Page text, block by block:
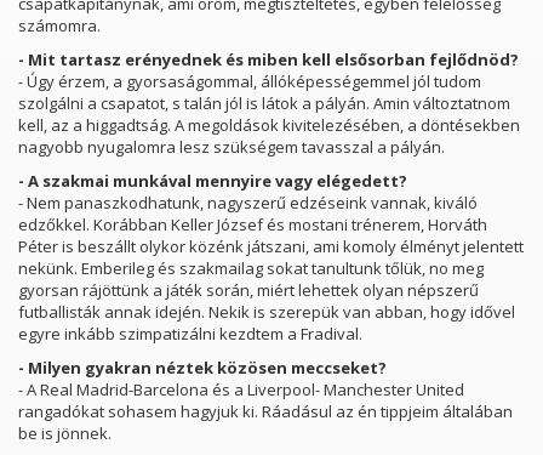
számomra.
- Mit tartasz erényednek és miben kell elsősorban fejlődnöd?
- Úgy érzem, a gyorsaságommal, állóképességemmel jól tudom
szolgálni a csapatot, s talán jól is látok a pályán. Amin változtatnom
kell, az a higgadtság. A megoldások kivitelezésében, a döntésekben
nagyobb nyugalomra lesz szükségem tavasszal a pályán.
- A szakmai munkával mennyire vagy elégedett?
- Nem panaszkodhatunk, nagyszerű edzéseink vannak, kiváló
edzőkkel. Korábban Keller József és mostani trénerem, Horváth
Péter is beszállt olykor közénk játszani, ami komoly élményt jelentett
nekünk. Emberileg és szakmailag sokat tanultunk tőlük, no meg
gyorsan rájöttünk a játék során, miért lehettek olyan népszerű
futballisták annak idején. Nekik is szerepük van abban, hogy idővel
egyre inkább szimpatizálni kezdtem a Fradival.
- Milyen gyakran néztek közösen meccseket?
- A Real Madrid-Barcelona és a Liverpool- Manchester United
rangadókat sohasem hagyjuk ki. Ráadásul az én tippjeim általában
be is jönnek.